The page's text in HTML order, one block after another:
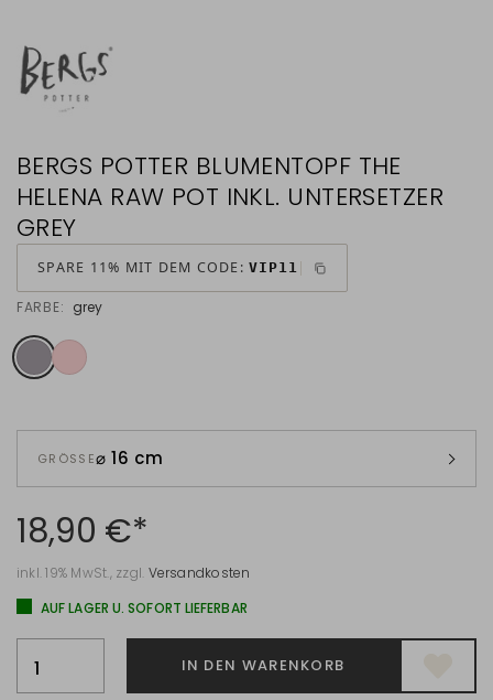
BERGS POTTER BLUMENTOPF THE
HELENA RAW POT INKL. UNTERSETZER
GREY
SPARE 11% MIT DEM CODE: VIP11
FARBE: grey
GRÖSSE ⌀ 16 cm
18,90 €*
inkl. 19% MwSt., zzgl. Versandkosten
AUF LAGER U. SOFORT LIEFERBAR
IN DEN WARENKORB